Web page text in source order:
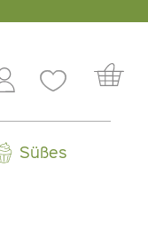
Süßes
Jobs